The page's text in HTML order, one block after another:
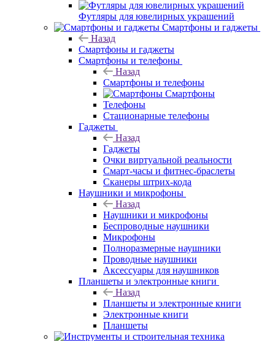
Футляры для ювелирных украшений
Смартфоны и гаджеты
Назад
Смартфоны и гаджеты
Смартфоны и телефоны
Назад
Смартфоны и телефоны
Смартфоны
Телефоны
Стационарные телефоны
Гаджеты
Назад
Гаджеты
Очки виртуальной реальности
Смарт-часы и фитнес-браслеты
Сканеры штрих-кода
Наушники и микрофоны
Назад
Наушники и микрофоны
Беспроводные наушники
Микрофоны
Полноразмерные наушники
Проводные наушники
Аксессуары для наушников
Планшеты и электронные книги
Назад
Планшеты и электронные книги
Электронные книги
Планшеты